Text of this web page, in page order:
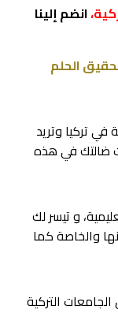
انضم إلينا
الحلم
تركيا وتريد
ضالتك في هذه
و تيسر لك
والخاصة كما
التركية